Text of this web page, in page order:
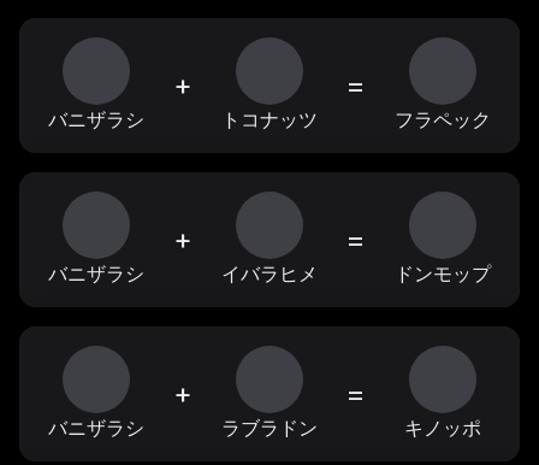
バニザラシ
+
トコナッツ
=
フラペック
バニザラシ
+
イバラヒメ
=
ドンモップ
バニザラシ
+
ラブラドン
=
キノッポ